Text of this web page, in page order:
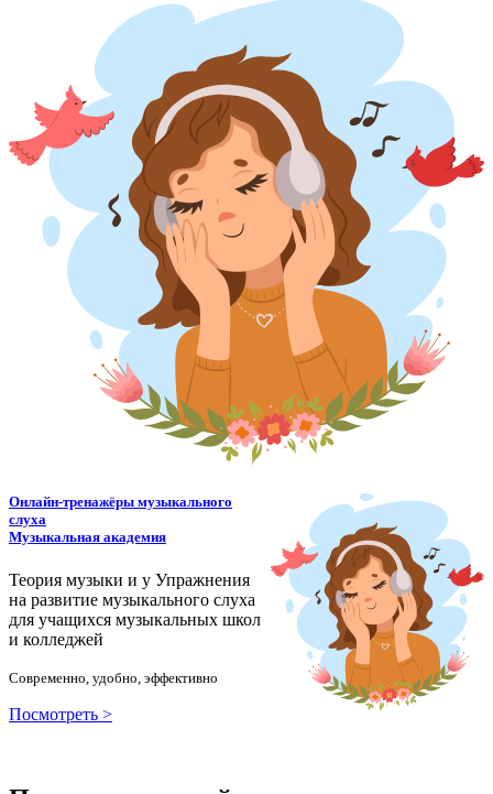
Онлайн-тренажёры музыкального
слуха
Музыкальная академия
Теория музыки и у Упражнения
на развитие музыкального слуха
для учащихся музыкальных школ
и колледжей
Современно, удобно, эффективно
Посмотреть >